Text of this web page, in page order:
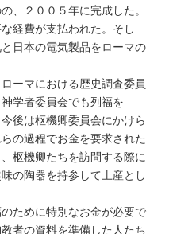
、２００５年に完成した。
経費が支払われた。そし
日本の電気製品をローマの
ーマにおける歴史調査委員
学者委員会でも列福を
後は枢機卿委員会にかけら
の過程でお金を要求された
枢機卿たちを訪問する際に
の陶器を持参して土産とし
ために特別なお金が必要で
者の資料を準備した人たち